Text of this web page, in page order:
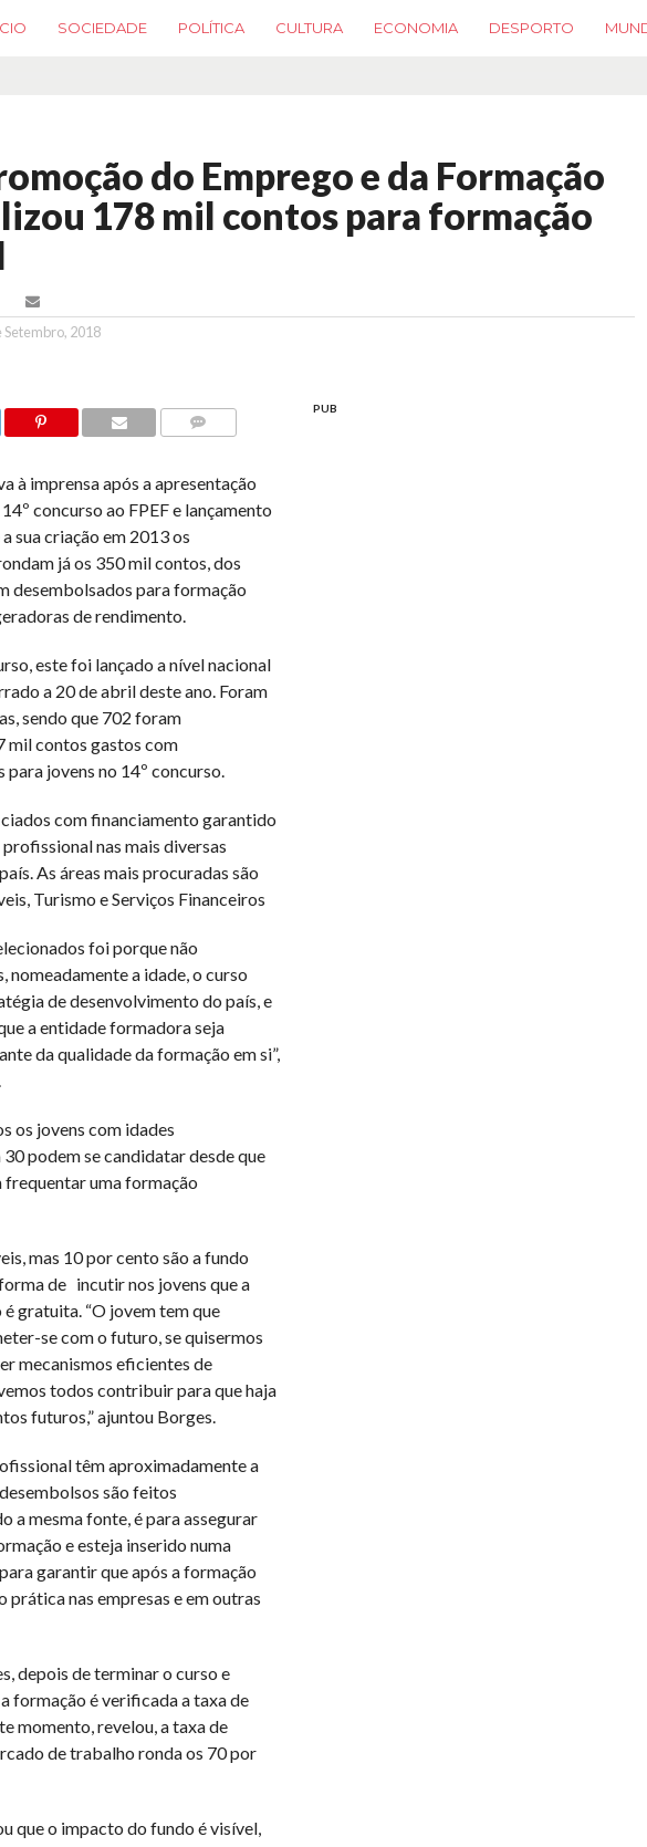
SOCIEDADE POLÍTICA CULTURA ECONOMIA DESPORTO
do Emprego e da Formação
178 mil contos para formação
Setembro, 2018
à imprensa após a apresentação
concurso ao FPEF e lançamento
sua criação em 2013 os
já os 350 mil contos, dos
desembolsados para formação
de rendimento.
este foi lançado a nível nacional
a 20 de abril deste ano. Foram
sendo que 702 foram
mil contos gastos com
jovens no 14º concurso.
com financiamento garantido
nas mais diversas
As áreas mais procuradas são
Turismo e Serviços Financeiros
foi porque não
nomeadamente a idade, o curso
de desenvolvimento do país, e
a entidade formadora seja
da qualidade da formação em si”,
os jovens com idades
podem se candidatar desde que
uma formação
mas 10 por cento são a fundo
de incutir nos jovens que a
gratuita. “O jovem tem que
se com o futuro, se quisermos
mecanismos eficientes de
todos contribuir para que haja
futuros,” ajuntou Borges.
têm aproximadamente a
são feitos
a mesma fonte, é para assegurar
e esteja inserido numa
garantir que após a formação
nas empresas e em outras
depois de terminar o curso e
formação é verificada a taxa de
momento, revelou, a taxa de
de trabalho ronda os 70 por
que o impacto do fundo é visível,
PUB